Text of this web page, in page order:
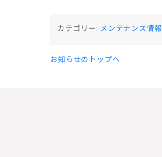
カテゴリー: メンテナンス情報
お知らせのトップへ